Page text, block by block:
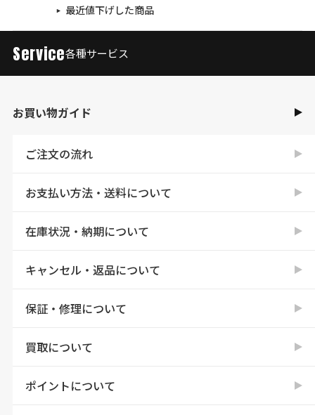
最近値下げした商品
Service各種サービス
お買い物ガイド
ご注文の流れ
お支払い方法・送料について
在庫状況・納期について
キャンセル・返品について
保証・修理について
買取について
ポイントについて